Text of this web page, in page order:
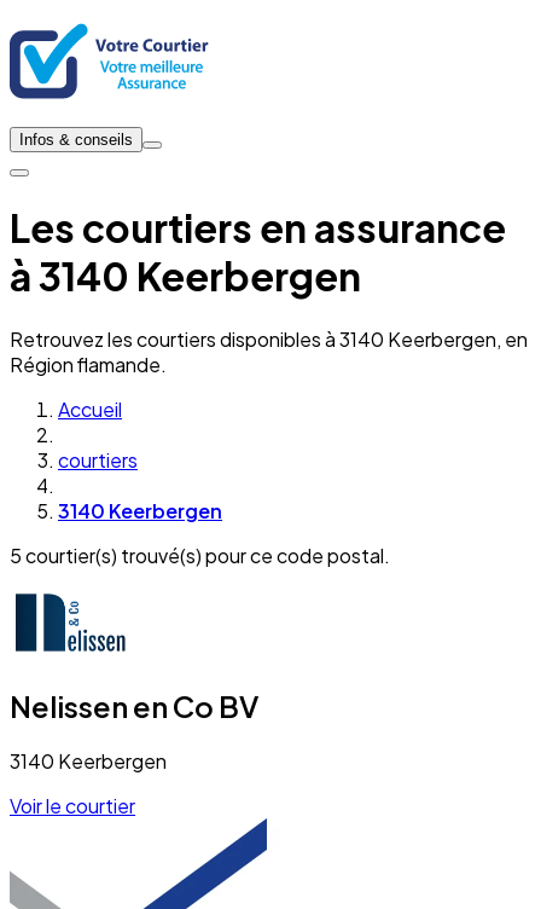
Infos & conseils
Les courtiers en assurance
à 3140 Keerbergen
Retrouvez les courtiers disponibles à 3140 Keerbergen, en
Région flamande.
Accueil
courtiers
3140 Keerbergen
5 courtier(s) trouvé(s) pour ce code postal.
Nelissen en Co BV
3140 Keerbergen
Voir le courtier